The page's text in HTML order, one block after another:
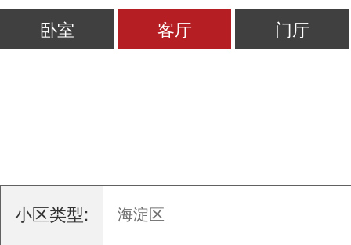
卧室 客厅 门厅
小区类型: 海淀区